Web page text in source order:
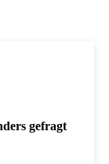
gefragt